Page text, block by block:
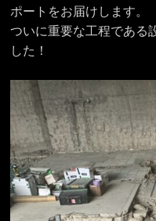
ポートをお届けします。
ついに重要な工程である
した！